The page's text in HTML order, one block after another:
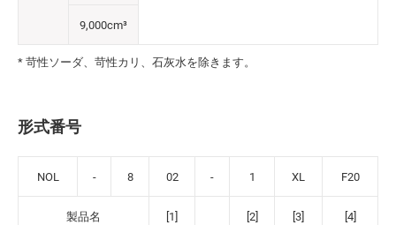
9,000cm³
* 苛性ソーダ、苛性カリ、石灰水を除きます。
形式番号
NOL - 8 02 - 1 XL F20
製品名 [1] [2] [3] [4]